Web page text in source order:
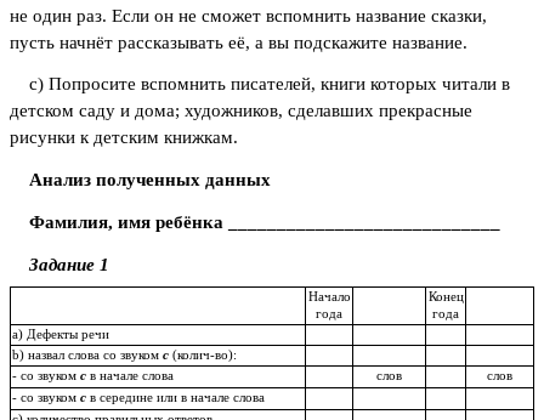
не один раз. Если он не сможет вспомнить название сказки,
пусть начнёт рассказывать её, а вы подскажите название.
c) Попросите вспомнить писателей, книги которых читали в
детском саду и дома; художников, сделавших прекрасные
рисунки к детским книжкам.
Анализ полученных данных
Фамилия, имя ребёнка ____________________________
Задание 1
Начало
года
Конец
года
а) Дефекты речи
b) назвал слова со звукомс (колич-во):
- со звукомс в начале слова слов
слов
- со звукомс в середине или в начале слова